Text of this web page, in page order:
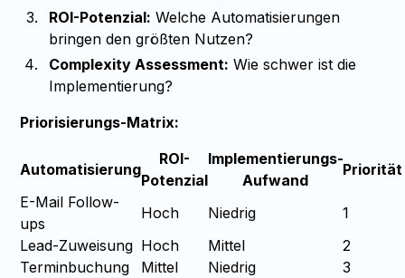
ROI-Potenzial: Welche Automatisierungen
bringen den größten Nutzen?
Complexity Assessment: Wie schwer ist die
Implementierung?
Priorisierungs-Matrix:
Automatisierung
ROI-
Potenzial
Implementierungs-
Aufwand
Priorität
E-Mail Follow-
ups
Hoch Niedrig
1
Lead-Zuweisung Hoch Mittel
2
Terminbuchung
Mittel Niedrig
3